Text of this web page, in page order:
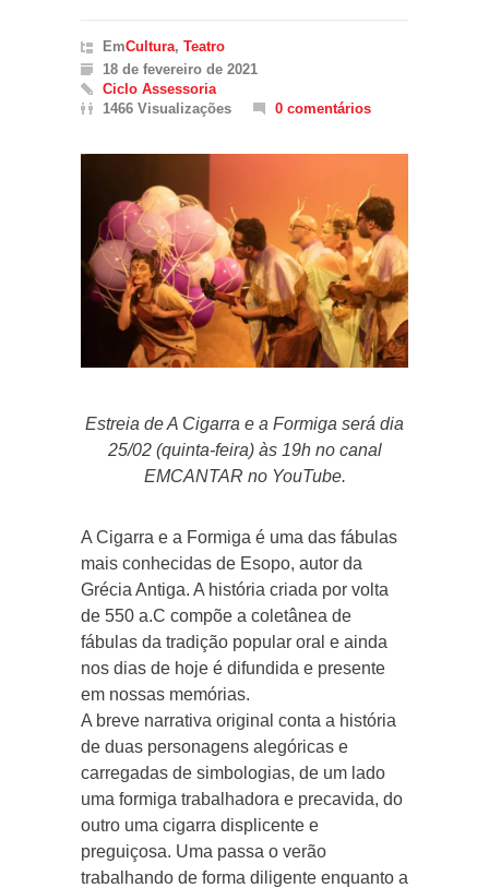
EmCultura, Teatro
18 de fevereiro de 2021
Ciclo Assessoria
1466 Visualizações
0 comentários
Estreia de A Cigarra e a Formiga será dia
25/02 (quinta-feira) às 19h no canal
EMCANTAR no YouTube.
A Cigarra e a Formiga é uma das fábulas
mais conhecidas de Esopo, autor da
Grécia Antiga. A história criada por volta
de 550 a.C compõe a coletânea de
fábulas da tradição popular oral e ainda
nos dias de hoje é difundida e presente
em nossas memórias.
A breve narrativa original conta a história
de duas personagens alegóricas e
carregadas de simbologias, de um lado
uma formiga trabalhadora e precavida, do
outro uma cigarra displicente e
preguiçosa. Uma passa o verão
trabalhando de forma diligente enquanto a